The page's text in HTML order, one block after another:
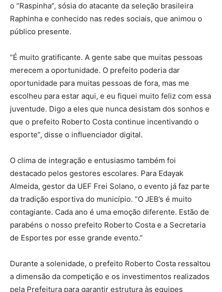
o “Raspinha”, sósia do atacante da seleção brasileira
Raphinha e conhecido nas redes sociais, que animou o
público presente.
“É muito gratificante. A gente sabe que muitas pessoas
merecem a oportunidade. O prefeito poderia dar
oportunidade para muitas pessoas de fora, mas me
escolheu para estar aqui, e eu fiquei muito feliz com essa
juventude. Digo a eles que nunca desistam dos sonhos e
que o prefeito Roberto Costa continue incentivando o
esporte”, disse o influenciador digital.
O clima de integração e entusiasmo também foi
destacado pelos gestores escolares. Para Edayak
Almeida, gestor da UEF Frei Solano, o evento já faz parte
da tradição esportiva do município. “O JEB’s é muito
contagiante. Cada ano é uma emoção diferente. Estão de
parabéns o nosso prefeito Roberto Costa e a Secretaria
de Esportes por esse grande evento.”
Durante a solenidade, o prefeito Roberto Costa ressaltou
a dimensão da competição e os investimentos realizados
pela Prefeitura para garantir estrutura às equipes